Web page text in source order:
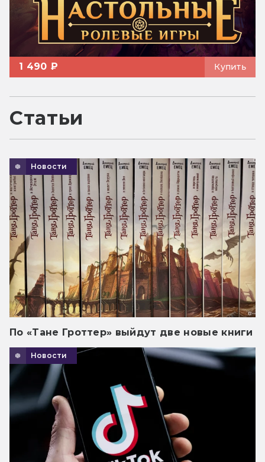
1 490 ₽ Купить
Статьи
Новости
По «Тане Гроттер» выйдут две новые книги
Новости